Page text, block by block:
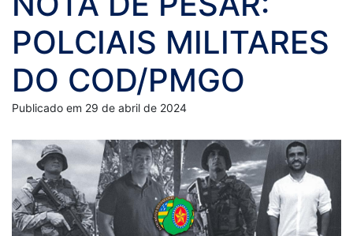
POLCIAIS MILITARES
DO COD/PMGO
Publicado em 29 de abril de 2024